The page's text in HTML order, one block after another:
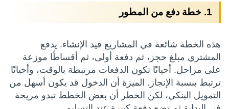
1. خطة دفع من المطور
هذه الخطة شائعة في المشاريع قيد الإنشاء. يدفع
المشتري مبلغ حجز، ثم دفعة أولى، ثم أقساطًا موزعة
على مراحل. أحيانًا تكون الدفعات مرتبطة بالوقت، وأحيانًا
ترتبط بنسبة الإنجاز. الميزة أن الدخول قد يكون أسهل من
التمويل البنكي، لكن الخطر أن بعض الخطط تبدو مريحة